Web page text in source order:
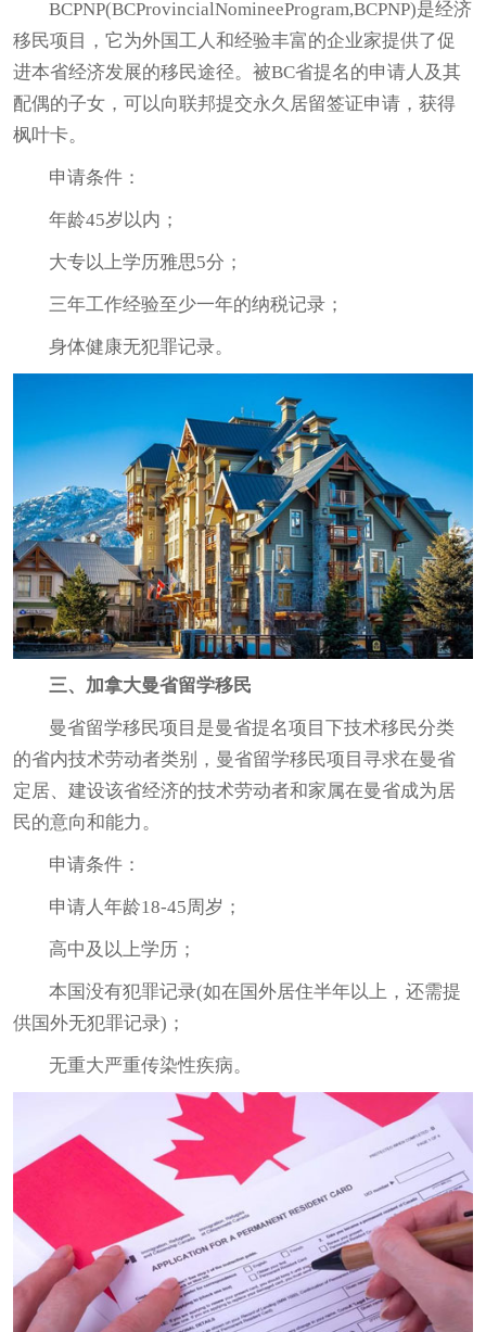
BCPNP(BCProvincialNomineeProgram,BCPNP)是经济
移民项目 ，它为外国工人和经验丰富的企业家提供了促
进本省经济发展的移民途径。被BC省提名的申请人及其
配偶的子女，可以向联邦提交永久居留签证申请，获得
枫叶卡。
申请条件：
年龄45岁以内；
大专以上学历雅思5分；
三年工作经验至少一年的纳税记录；
身体健康无犯罪记录。
三、加拿大曼省留学移民
曼省留学移民项目 是曼省提名项目下技术移民分类
的省内技术劳动者类别，曼省留学移民项目 寻求在曼省
定居、建设该省经济的技术劳动者和家属在曼省成为居
民的意向和能力。
申请条件：
申请人年龄18-45周岁；
高中及以上学历；
本国没有犯罪记录(如在国外居住半年以上，还需提
供国外无犯罪记录)；
无重大严重传染性疾病。